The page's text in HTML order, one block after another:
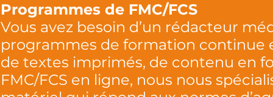
Programmes de FMC/FCS
Vous avez besoin d’un rédacteur
programmes de formation continue
de textes imprimés, de contenu en
FMC/FCS en ligne, nous nous